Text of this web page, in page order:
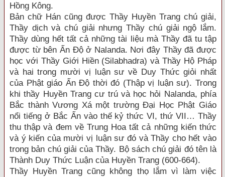
Hồng Kông.
Bản chữ Hán cũng được Thầy Huyền Trang chú giải,
Thầy dịch và chú giải nhưng Thầy chú giải ngộ lắm.
Thầy dùng hết tất cả những tài liệu mà Thầy đã tu tập
được từ bên Ấn Độ ở Nalanda. Nơi đây Thầy đã được
học với Thầy Giới Hiền (Silabhadra) và Thầy Hộ Pháp
và hai trong mười vị luận sư về Duy Thức giỏi nhất
của Phật giáo Ấn Độ thời đó (Thập vị luận sư). Trong
khi thầy Huyền Trang cư trú và học hỏi Nalanda, phía
Bắc thành Vương Xá một trường Đại Học Phật Giáo
nổi tiếng ở Bắc Ấn vào thế kỷ thức VI, thứ VII… Thầy
thu thập và đem về Trung Hoa tất cả những kiến thức
và ý kiến của mười vị luận sư đó và Thầy cho hết vào
trong bản chú giải của Thầy. Bộ sách chú giải đó tên là
Thành Duy Thức Luận của Huyền Trang (600-664).
Thầy Huyền Trang cũng không thọ lắm vì làm việc